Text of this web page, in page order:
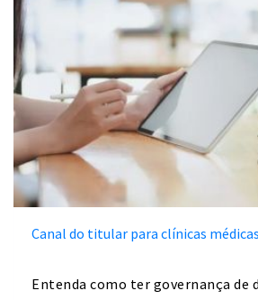
Canal do titular para clínicas médicas
Entenda como ter governança de